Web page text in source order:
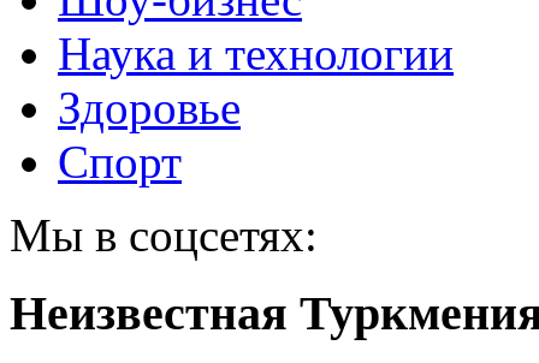
Наука и технологии
Здоровье
Спорт
Мы в соцсетях:
Неизвестная